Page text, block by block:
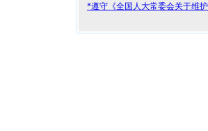
*遵守《全国人大常委会关于维